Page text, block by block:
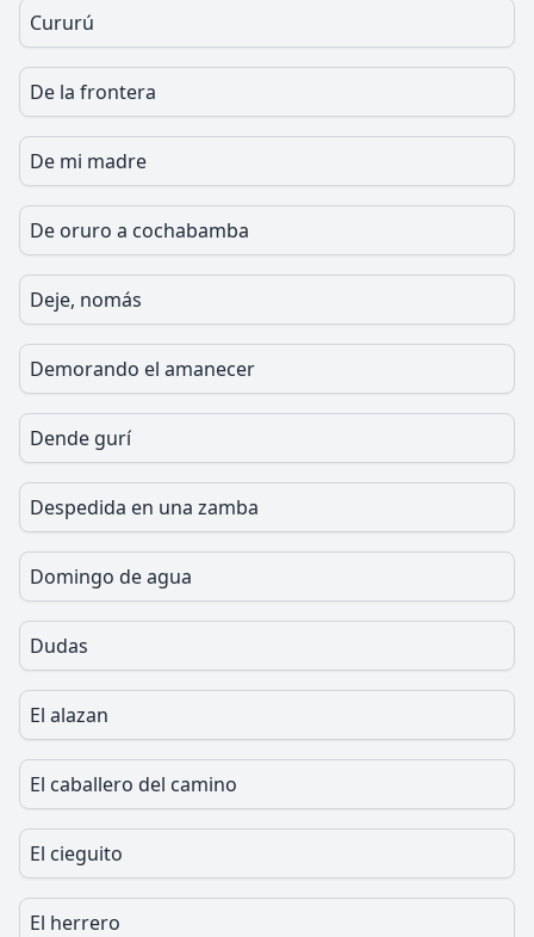
Cururú
De la frontera
De mi madre
De oruro a cochabamba
Deje, nomás
Demorando el amanecer
Dende gurí
Despedida en una zamba
Domingo de agua
Dudas
El alazan
El caballero del camino
El cieguito
El herrero